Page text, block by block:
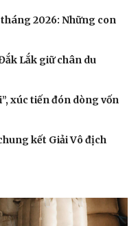
2026: Những con
Lắk giữ chân du
xúc tiến đón dòng vốn
kết Giải Vô địch